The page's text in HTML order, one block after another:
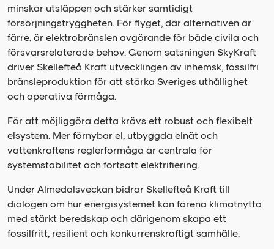
minskar utsläppen och stärker samtidigt
försörjningstryggheten. För flyget, där alternativen är
färre, är elektrobränslen avgörande för både civila och
försvarsrelaterade behov. Genom satsningen SkyKraft
driver Skellefteå Kraft utvecklingen av inhemsk, fossilfri
bränsleproduktion för att stärka Sveriges uthållighet
och operativa förmåga.
För att möjliggöra detta krävs ett robust och flexibelt
elsystem. Mer förnybar el, utbyggda elnät och
vattenkraftens reglerförmåga är centrala för
systemstabilitet och fortsatt elektrifiering.
Under Almedalsveckan bidrar Skellefteå Kraft till
dialogen om hur energisystemet kan förena klimatnytta
med stärkt beredskap och därigenom skapa ett
fossilfritt, resilient och konkurrenskraftigt samhälle.